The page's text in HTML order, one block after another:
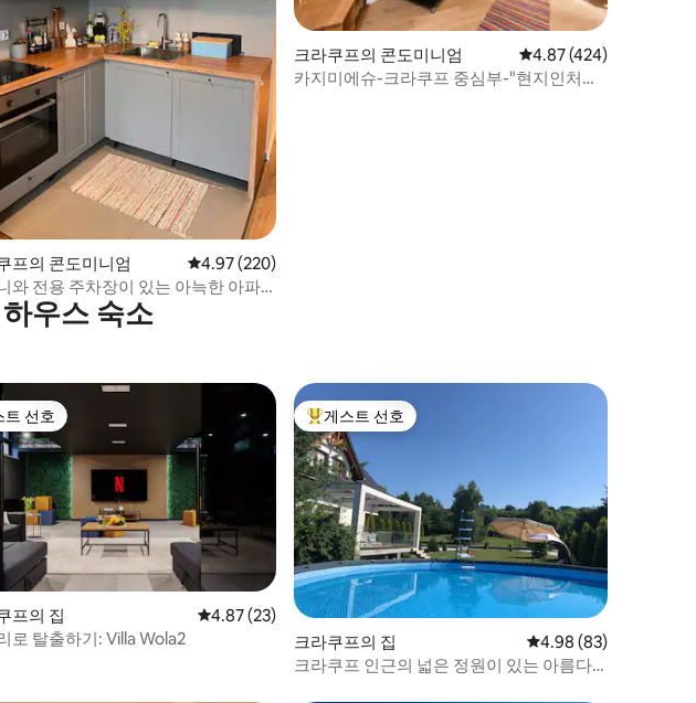
후기 176개
프의 콘도미니엄 평점 4.97점(5점 만점), 후기 220개
4.97 (220)
와 전용 주차장이 있는 아늑한 아파
크라쿠프의 콘도미니엄 평점 4.87점(5점 만점),
4.87 (424)
카지미에슈-크라쿠프 중심부-"현지인처럼
우스 숙소
), 후기 53개
트 선호
트 선호
프의 집 평점 4.87점(5점 만점), 후기 23개
4.87 (23)
로 탈출하기: Villa Wola2
상위 게스트 선호
게스트 선호
크라쿠프의 집 평점 4.98점(5점 만점),
4.98 (83)
크라쿠프 인근의 넓은 정원이 있는 아름다